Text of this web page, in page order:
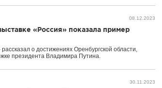
08.12.2023
«Россия» показала пример
о достижениях Оренбургской области,
президента Владимира Путина.
30.11.2023